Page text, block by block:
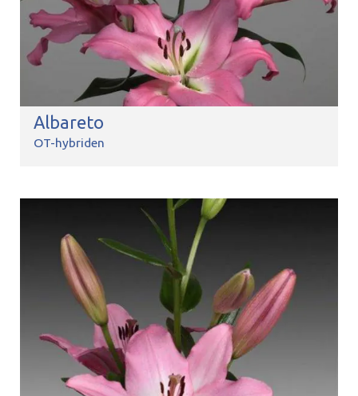
Albareto
OT-hybriden